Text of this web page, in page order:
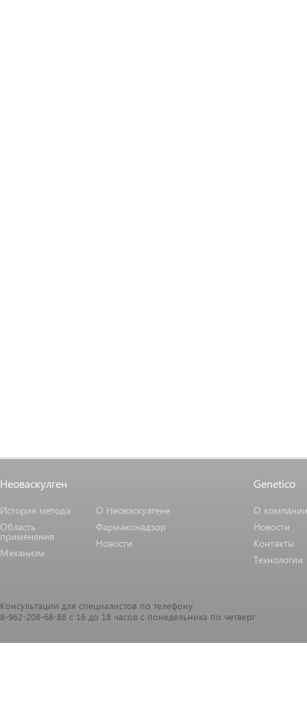
Консультации для специалистов по телефону
8-962-208-68-88 с 16 до 18 часов с понедельника по четверг
Неоваскулген
История метода
Область
применения
Механизм
О Неоваскулгене
Фармаконадзор
Новости
Genetico
О компании
Новости
Контакты
Технологии